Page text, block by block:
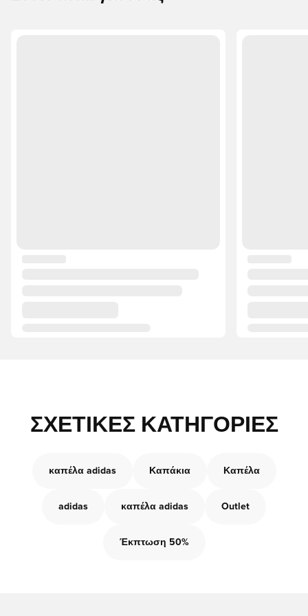
ΣΧΕΤΙΚΈΣ ΚΑΤΗΓΟΡΊΕΣ
καπέλα adidas Καπάκια Καπέλα
adidas καπέλα adidas Outlet
Έκπτωση 50%